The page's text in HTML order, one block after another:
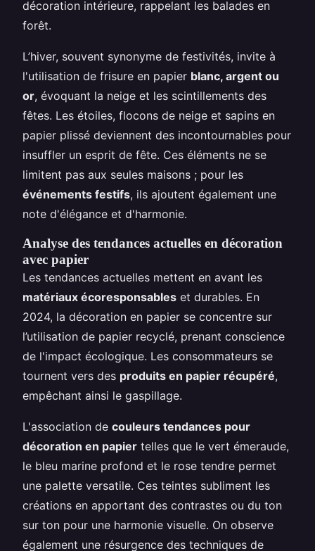
décoration intérieure, rappelant les balades en
forêt.
L’hiver, souvent synonyme de festivités, invite à
l'utilisation de frisure en papier blanc, argent ou
or, évoquant la neige et les scintillements des
fêtes. Les étoiles, flocons de neige et sapins en
papier plissé deviennent des incontournables pour
insuffler un esprit de fête. Ces éléments ne se
limitent pas aux seules maisons ; pour les
événements festifs, ils ajoutent également une
note d'élégance et d'harmonie.
Analyse des tendances actuelles en décoration
avec papier
Les tendances actuelles mettent en avant les
matériaux écoresponsables et durables. En
2024, la décoration en papier se concentre sur
l’utilisation de papier recyclé, prenant conscience
de l'impact écologique. Les consommateurs se
tournent vers des produits en papier récupéré,
empêchant ainsi le gaspillage.
L'association de couleurs tendances pour
décoration en papier telles que le vert émeraude,
le bleu marine profond et le rose tendre permet
une palette versatile. Ces teintes subliment les
créations en apportant des contrastes ou du ton
sur ton pour une harmonie visuelle. On observe
également une résurgence des techniques de